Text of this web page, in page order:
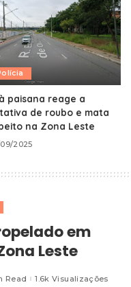
paisana reage a
de roubo e mata
na Zona Leste
2025
em
Leste
Read 1.6k Visualizações